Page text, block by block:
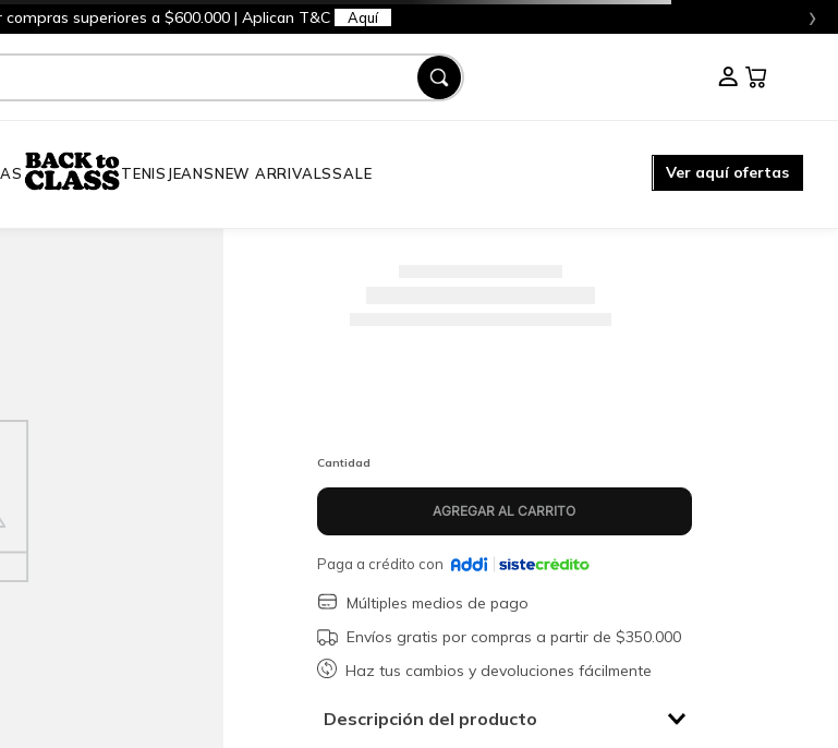
superiores a $600.000 | Aplican T&C Aquí ›
TENIS JEANSNEW ARRIVALSSALE Ver aquí ofertas
Cantidad
Paga a crédito con
Múltiples medios de pago
Envíos gratis por compras a partir de $350.000
Haz tus cambios y devoluciones fácilmente
Descripción del producto